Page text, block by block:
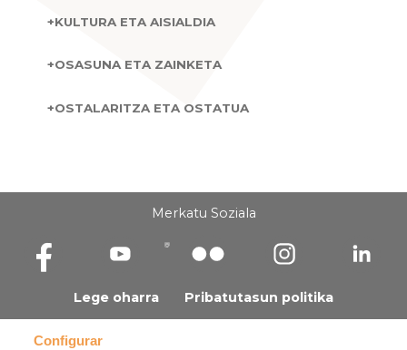
Merkatu Soziala
Lege oharra Pribatutasun politika
Configurar